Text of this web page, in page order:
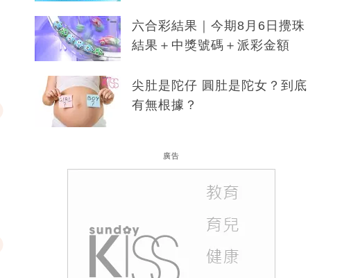
六合彩結果｜今期8月6日攪珠
結果＋中獎號碼＋派彩金額
尖肚是陀仔 圓肚是陀女？到底
有無根據？
廣告